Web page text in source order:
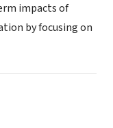
impacts of
by focusing on